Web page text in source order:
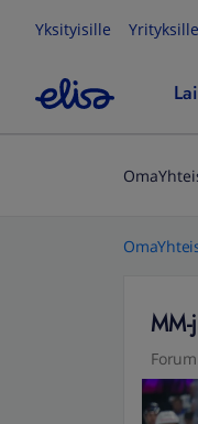
Yksityisille Yrityksille